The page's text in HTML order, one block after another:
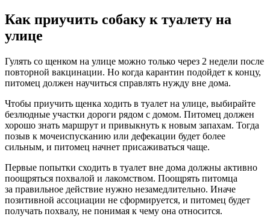
Как приучить собаку к туалету на
улице
Гулять со щенком на улице можно только через 2 недели после
повторной вакцинации. Но когда карантин подойдет к концу,
питомец должен научиться справлять нужду вне дома.
Чтобы приучить щенка ходить в туалет на улице, выбирайте
безлюдные участки дороги рядом с домом. Питомец должен
хорошо знать маршрут и привыкнуть к новым запахам. Тогда
позыв к мочеиспусканию или дефекации будет более
сильным, и питомец начнет присаживаться чаще.
Первые попытки сходить в туалет вне дома должны активно
поощряться похвалой и лакомством. Поощрять питомца
за правильное действие нужно незамедлительно. Иначе
позитивной ассоциации не сформируется, и питомец будет
получать похвалу, не понимая к чему она относится.